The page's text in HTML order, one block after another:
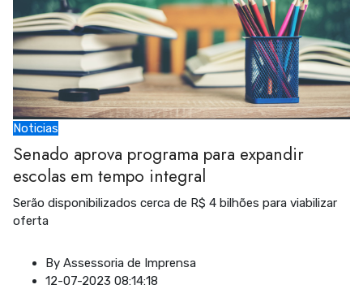
Noticias
Senado aprova programa para expandir
escolas em tempo integral
Serão disponibilizados cerca de R$ 4 bilhões para viabilizar
oferta
By Assessoria de Imprensa
12-07-2023 08:14:18